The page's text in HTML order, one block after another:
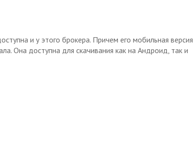
и у этого брокера. Причем его мобильная версия
Она доступна для скачивания как на Андроид, так и